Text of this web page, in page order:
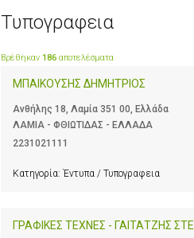
Τυπογραφεια
Βρέθηκαν 186 αποτελέσματα
ΜΠΑΙΚΟΥΣΗΣ ΔΗΜΗΤΡΙΟΣ
Ανθήλης 18, Λαμία 351 00, Ελλάδα
ΛΑΜΙΑ - ΦΘΙΩΤΙΔΑΣ - ΕΛΛΑΔΑ
2231021111
Κατηγορία: Έντυπα / Τυπογραφεια
ΓΡΑΦΙΚΕΣ ΤΕΧΝΕΣ - ΓΑΙΤΑΤΖΗΣ